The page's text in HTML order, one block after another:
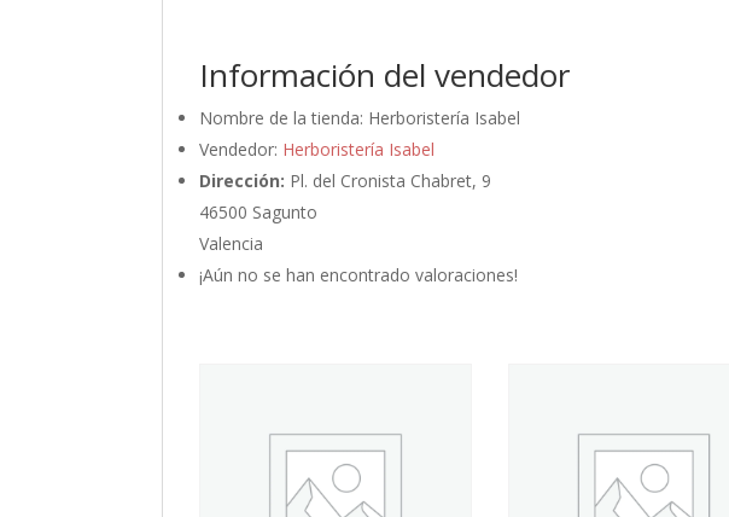
Información del vendedor
Nombre de la tienda: Herboristería Isabel
Vendedor: Herboristería Isabel
Dirección: Pl. del Cronista Chabret, 9
46500 Sagunto
Valencia
¡Aún no se han encontrado valoraciones!